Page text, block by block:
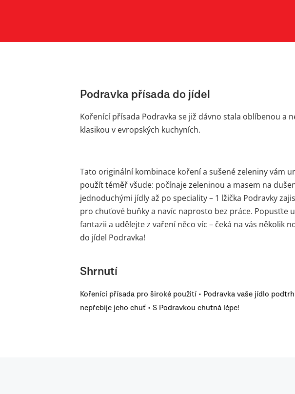
Podravka přísada do jídel
Kořenící přísada Podravka se již dávno stala oblíbenou a
klasikou v evropských kuchyních.
Tato originální kombinace koření a sušené zeleniny vám
použít téměř všude: počínaje zeleninou a masem na
jednoduchými jídly až po speciality – 1 lžička Podravky
pro chuťové buňky a navíc naprosto bez práce. Popusťte
fantazii a udělejte z vaření něco víc – čeká na vás několik
do jídel Podravka!
Shrnutí
Kořenící přísada pro široké použití • Podravka vaše jídlo
nepřebije jeho chuť • S Podravkou chutná lépe!